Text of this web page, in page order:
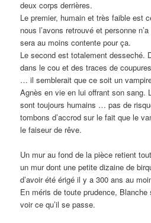
deux corps derrières.
Le premier, humain et très faible est
nous l’avons retrouvé et personne
sera au moins contente pour ça.
Le second est totalement desseché.
dans le cou et des traces de
… il semblerait que ce soit un
Agnès en vie en lui offrant son sang.
sont toujours humains … pas de
tombons d’accrod sur le fait que le
le faiseur de rêve.
Un mur au fond de la pièce retient
un mur dont une petite dizaine de
d’avoir été érigé il y a 300 ans au
En méris de toute prudence, Blanche
voir ce qu’il se passe.